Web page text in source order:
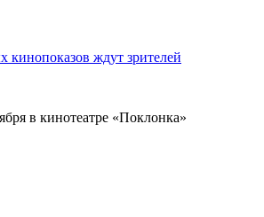
кинопоказов ждут зрителей
в кинотеатре «Поклонка»